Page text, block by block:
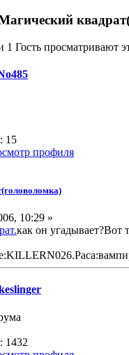
1 Гость просматривают
15
10:29 »
как он угадывает?Вот
1432